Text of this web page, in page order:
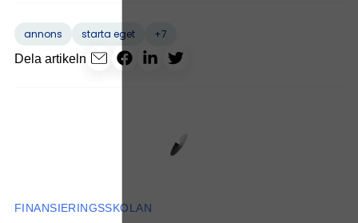
annons starta eget
+7
Dela artikeln
FINANSIERINGSSKOLAN